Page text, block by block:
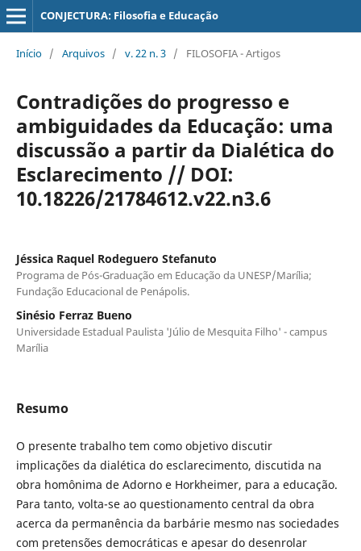
CONJECTURA: Filosofia e Educação
Início / Arquivos / v. 22 n. 3 / FILOSOFIA - Artigos
Contradições do progresso e
ambiguidades da Educação: uma
discussão a partir da Dialética do
Esclarecimento // DOI:
10.18226/21784612.v22.n3.6
Jéssica Raquel Rodeguero Stefanuto
Programa de Pós-Graduação em Educação da UNESP/Marília;
Fundação Educacional de Penápolis.
Sinésio Ferraz Bueno
Universidade Estadual Paulista 'Júlio de Mesquita Filho' - campus
Marília
Resumo
O presente trabalho tem como objetivo discutir
implicações da dialética do esclarecimento, discutida na
obra homônima de Adorno e Horkheimer, para a educação.
Para tanto, volta-se ao questionamento central da obra
acerca da permanência da barbárie mesmo nas sociedades
com pretensões democráticas e apesar do desenrolar